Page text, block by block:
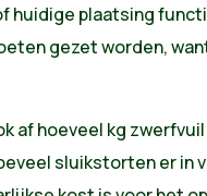
huidige plaatsing
gezet worden,
af hoeveel kg
sluikstorten er in